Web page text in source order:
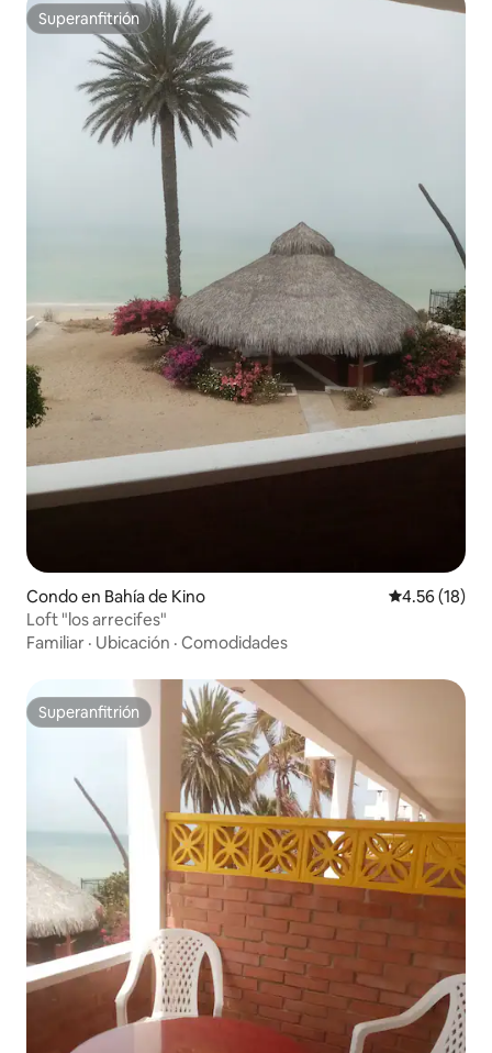
Superanfitrión
Superanfitrión
Condo en Bahía de Kino Calificación
4.56 (18)
Loft "los arrecifes"
Familiar · Ubicación · Comodidades
Superanfitrión
Superanfitrión